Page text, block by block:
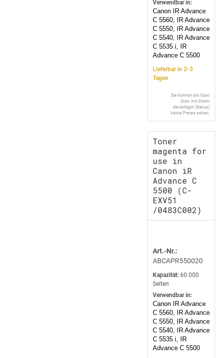
Verwendbar in:
Canon IR Advance
C 5560, IR Advance
C 5550, IR Advance
C 5540, IR Advance
C 5535 i, IR
Advance C 5500
Lieferbar in 2-3
Tagen
Sie können als Gast
(bzw. mit Ihrem
derzeitigen Status)
keine Preise sehen.
Toner
magenta for
use in
Canon iR
Advance C
5500 (C-
EXV51
/0483C002)
Art.-Nr.:
ABCAPR550020
Kapazität: 60.000
Seiten
Verwendbar in:
Canon IR Advance
C 5560, IR Advance
C 5550, IR Advance
C 5540, IR Advance
C 5535 i, IR
Advance C 5500